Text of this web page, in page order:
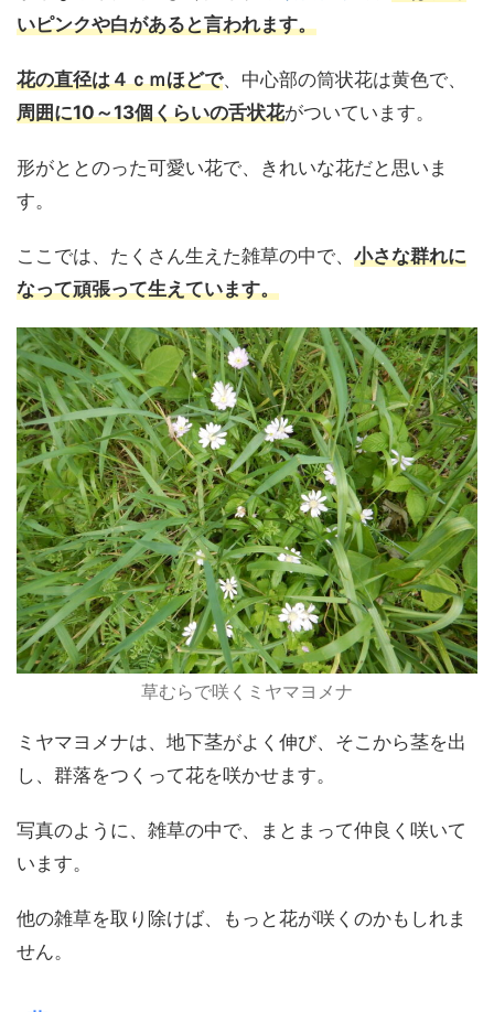
いピンクや白があると言われます。
花の直径は４ｃｍほどで、中心部の筒状花は黄色で、
周囲に10～13個くらいの舌状花がついています。
形がととのった可愛い花で、きれいな花だと思いま
す。
ここでは、たくさん生えた雑草の中で、 小さな群れに
なって頑張って生えています。
草むらで咲くミヤマヨメナ
ミヤマヨメナは、地下茎がよく伸び、そこから茎を出
し、群落をつくって花を咲かせます。
写真のように、雑草の中で、まとまって仲良く咲いて
います。
他の雑草を取り除けば、もっと花が咲くのかもしれま
せん。